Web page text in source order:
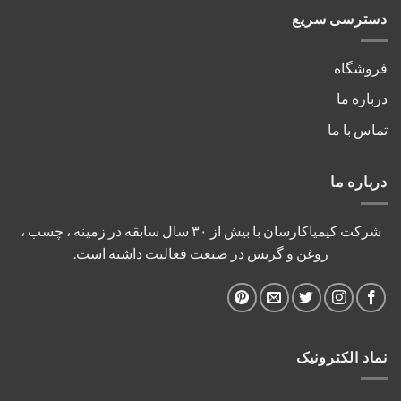
دسترسی سریع
فروشگاه
درباره ما
تماس با ما
درباره ما
شرکت کیمیاکارسان با بیش از ۳۰ سال سابقه در زمینه ، چسب ،
روغن و گریس در صنعت فعالیت داشته است.
نماد الکترونیک